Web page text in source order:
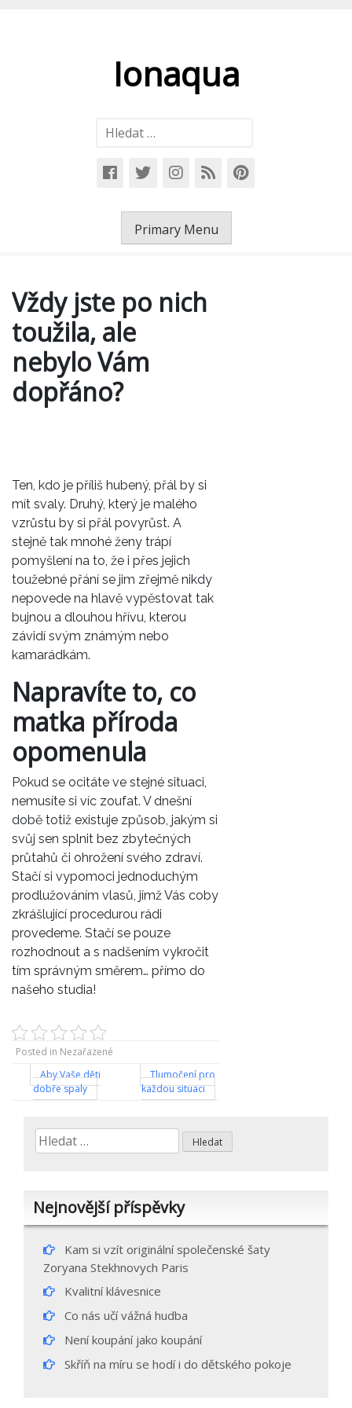
Ionaqua
Vyhledávání
Primary Menu
Vždy jste po nich
toužila, ale
nebylo Vám
dopřáno?
Ten, kdo je příliš hubený, přál by si
mít svaly. Druhý, který je malého
vzrůstu by si přál povyrůst. A
stejně tak mnohé ženy trápí
pomyšlení na to, že i přes jejich
toužebné přání se jim zřejmě nikdy
nepovede na hlavě vypěstovat tak
bujnou a dlouhou hřívu, kterou
závidí svým známým nebo
kamarádkám.
Napravíte to, co
matka příroda
opomenula
Pokud se ocitáte ve stejné situaci,
nemusíte si víc zoufat. V dnešní
době totiž existuje způsob, jakým si
svůj sen splnit bez zbytečných
průtahů či ohrožení svého zdraví.
Stačí si vypomoci jednoduchým
prodlužováním vlasů, jímž Vás coby
zkrášlující procedurou rádi
provedeme. Stačí se pouze
rozhodnout a s nadšením vykročit
tím správným směrem… přímo do
našeho studia!
Posted in Nezařazené
Navigace
pro
příspěvek
Aby Vaše děti
dobře spaly
Tlumočení pro
každou situaci
Vyhledávání
Nejnovější příspěvky
Kam si vzít originální společenské šaty
Zoryana Stekhnovych Paris
Kvalitní klávesnice
Co nás učí vážná hudba
Není koupání jako koupání
Skříň na míru se hodí i do dětského pokoje